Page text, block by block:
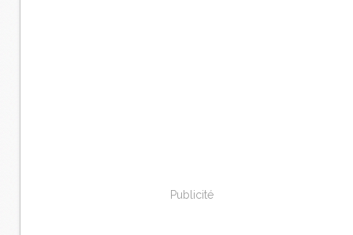
Publicité